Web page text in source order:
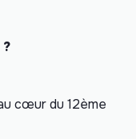
cœur du 12ème